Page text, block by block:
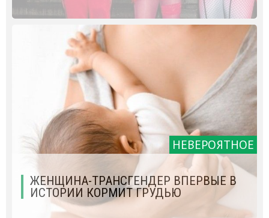
НЕВЕРОЯТНОЕ
ЖЕНЩИНА-ТРАНСГЕНДЕР ВПЕРВЫЕ В
ИСТОРИИ КОРМИТ ГРУДЬЮ